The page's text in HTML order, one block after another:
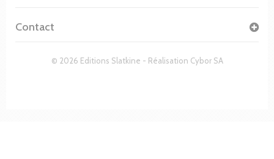
© 2026 Editions Slatkine - Réalisation Cybor SA
Contact